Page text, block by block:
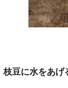
枝豆に水をあげ